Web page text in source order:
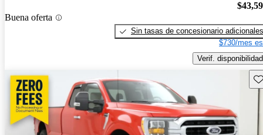
Buena oferta
Sin tasas de concesionario adicionales
$730/mes
Verif. disponibilidad